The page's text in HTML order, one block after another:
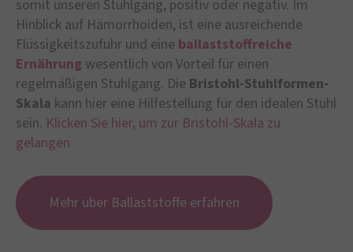
somit unseren Stuhlgang, positiv oder negativ. Im
Hinblick auf Hämorrhoiden, ist eine ausreichende
Flüssigkeitszufuhr und eine ballaststoffreiche
Ernährung wesentlich von Vorteil für einen
regelmäßigen Stuhlgang. Die Bristohl-Stuhlformen-
Skala kann hier eine Hilfestellung für den idealen Stuhl
sein. Klicken Sie hier, um zur Bristohl-Skala zu
gelangen
Mehr über Ballaststoffe erfahren